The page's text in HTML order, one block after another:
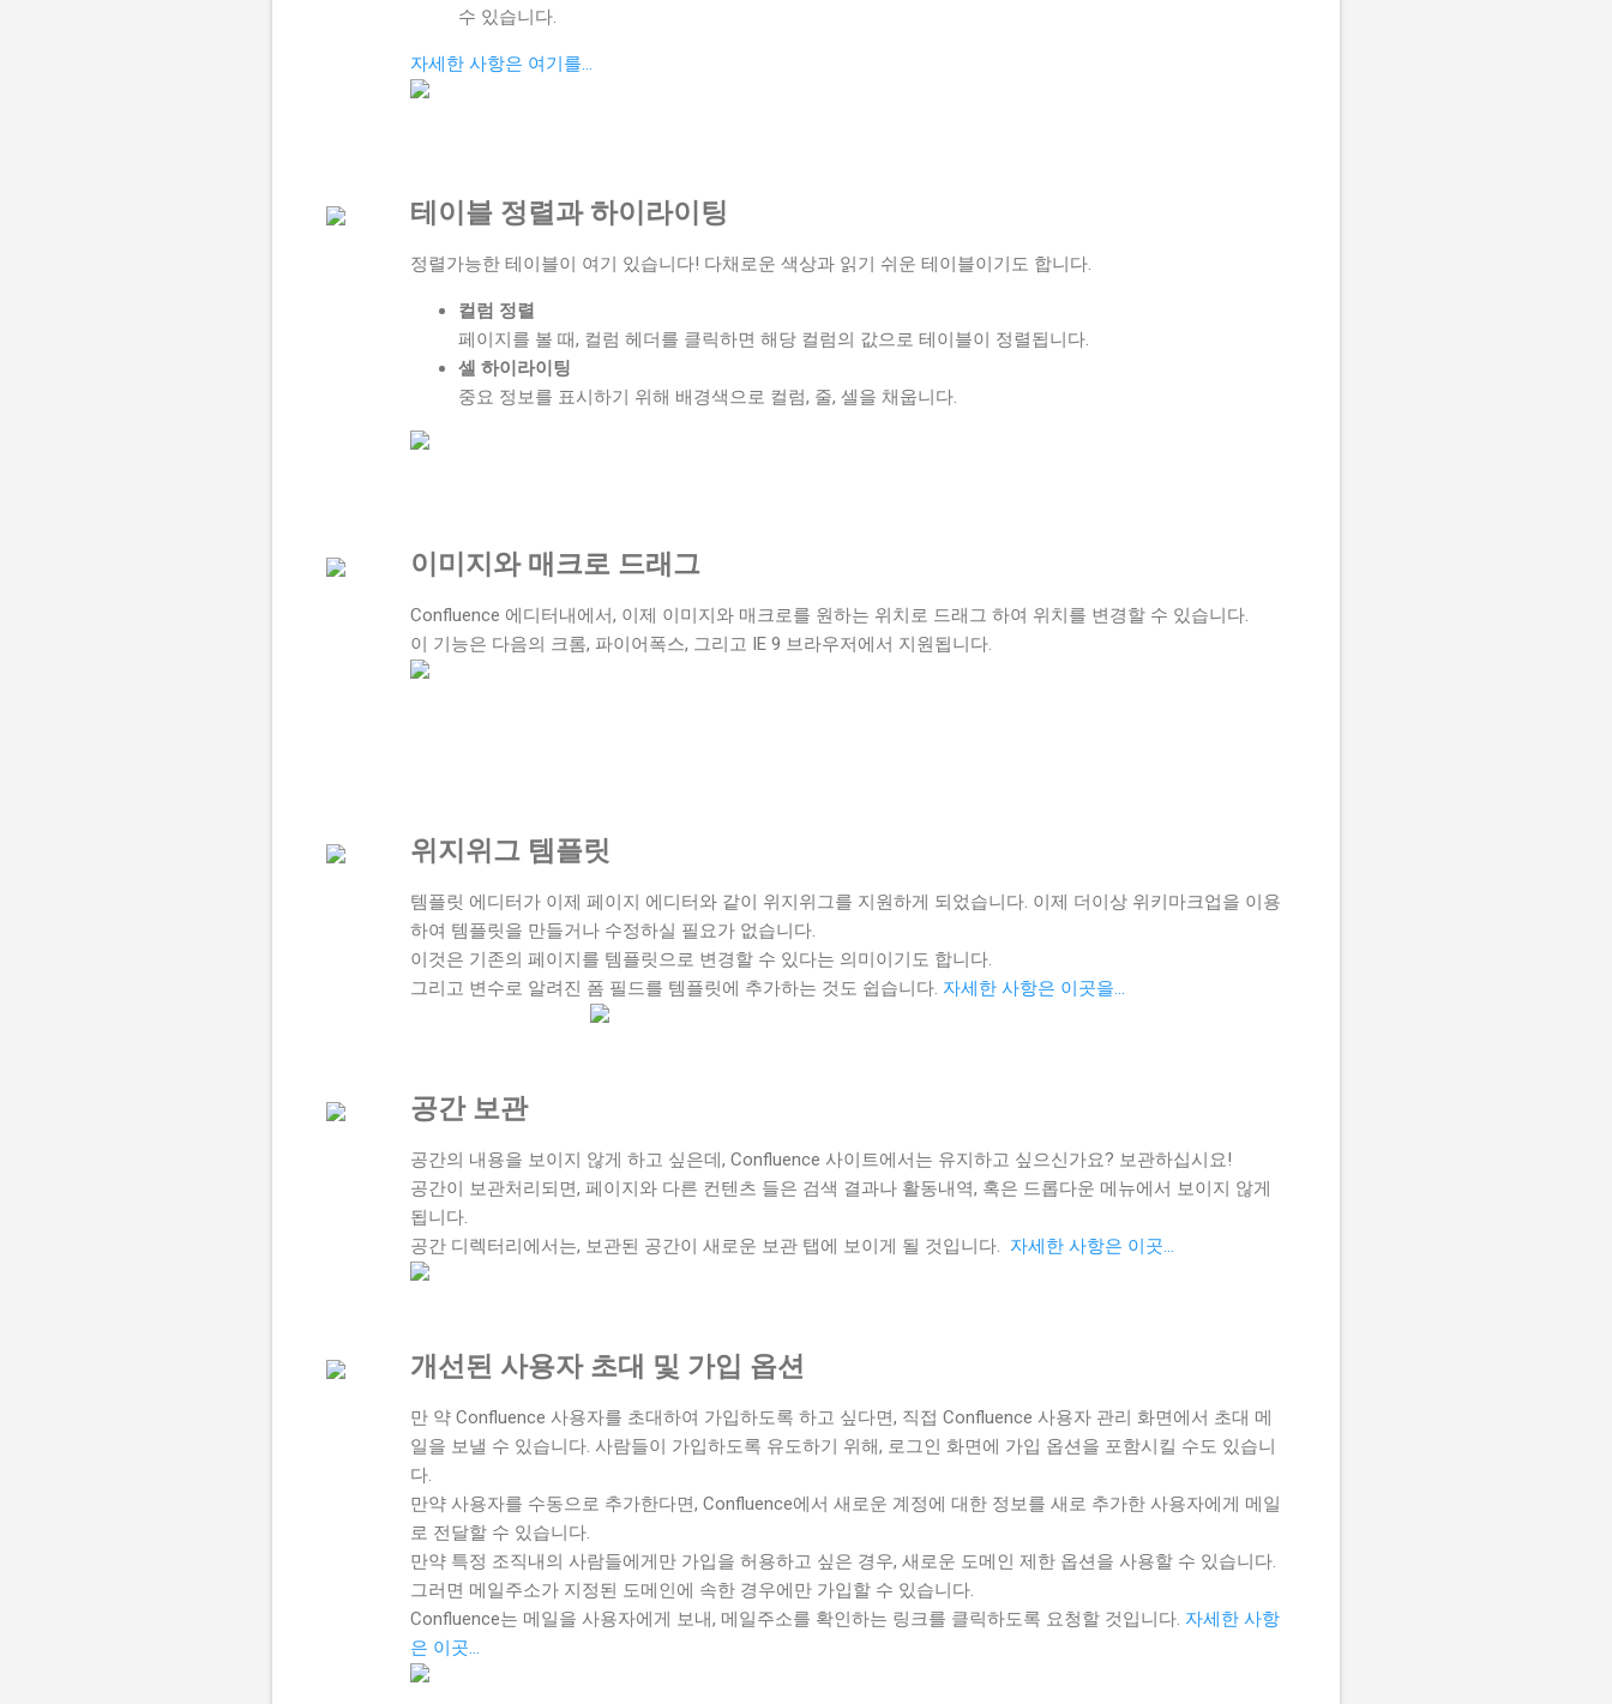
수 있습니다.
자세한 사항은 여기를...
테이블 정렬과 하이라이팅
정렬가능한 테이블이 여기 있습니다! 다채로운 색상과 읽기 쉬운 테이블이기도 합니다.
컬럼 정렬
페이지를 볼 때, 컬럼 헤더를 클릭하면 해당 컬럼의 값으로 테이블이 정렬됩니다.
셀 하이라이팅
중요 정보를 표시하기 위해 배경색으로 컬럼, 줄, 셀을 채웁니다.
이미지와 매크로 드래그
Confluence 에디터내에서, 이제 이미지와 매크로를 원하는 위치로 드래그 하여 위치를 변경할 수 있습니다.
이 기능은 다음의 크롬, 파이어폭스, 그리고 IE 9 브라우저에서 지원됩니다.
위지위그 템플릿
템플릿 에디터가 이제 페이지 에디터와 같이 위지위그를 지원하게 되었습니다. 이제 더이상 위키마크업을 이용
하여 템플릿을 만들거나 수정하실 필요가 없습니다.
이것은 기존의 페이지를 템플릿으로 변경할 수 있다는 의미이기도 합니다.
그리고 변수로 알려진 폼 필드를 템플릿에 추가하는 것도 쉽습니다. 자세한 사항은 이곳을...
공간 보관
공간의 내용을 보이지 않게 하고 싶은데, Confluence 사이트에서는 유지하고 싶으신가요? 보관하십시요!
공간이 보관처리되면, 페이지와 다른 컨텐츠 들은 검색 결과나 활동내역, 혹은 드롭다운 메뉴에서 보이지 않게
됩니다.
공간 디렉터리에서는, 보관된 공간이 새로운 보관 탭에 보이게 될 것입니다. 자세한 사항은 이곳...
개선된 사용자 초대 및 가입 옵션
만 약 Confluence 사용자를 초대하여 가입하도록 하고 싶다면, 직접 Confluence 사용자 관리 화면에서 초대 메
일을 보낼 수 있습니다. 사람들이 가입하도록 유도하기 위해, 로그인 화면에 가입 옵션을 포함시킬 수도 있습니
다.
만약 사용자를 수동으로 추가한다면, Confluence에서 새로운 계정에 대한 정보를 새로 추가한 사용자에게 메일
로 전달할 수 있습니다.
만약 특정 조직내의 사람들에게만 가입을 허용하고 싶은 경우, 새로운 도메인 제한 옵션을 사용할 수 있습니다.
그러면 메일주소가 지정된 도메인에 속한 경우에만 가입할 수 있습니다.
Confluence는 메일을 사용자에게 보내, 메일주소를 확인하는 링크를 클릭하도록 요청할 것입니다. 자세한 사항
은 이곳...